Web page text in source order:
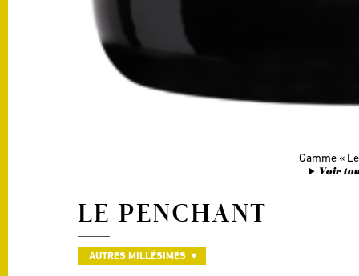
Gamme
Voir
LE PENCHANT
AUTRES MILLÉSIMES